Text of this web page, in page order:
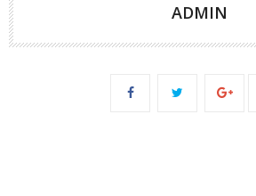
ADMIN